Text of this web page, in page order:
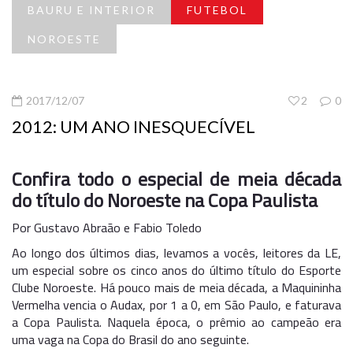
BAURU E INTERIOR FUTEBOL
NOROESTE
2017/12/07 0
2
2012: UM ANO INESQUECÍVEL
Confira todo o especial de meia década
do título do Noroeste na Copa Paulista
Por Gustavo Abraão e Fabio Toledo
Ao longo dos últimos dias, levamos a vocês, leitores da LE,
um especial sobre os cinco anos do último título do Esporte
Clube Noroeste. Há pouco mais de meia década, a Maquininha
Vermelha vencia o Audax, por 1 a 0, em São Paulo, e faturava
a Copa Paulista. Naquela época, o prêmio ao campeão era
uma vaga na Copa do Brasil do ano seguinte.